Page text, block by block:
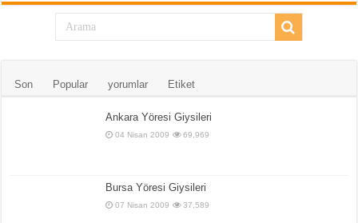
Son Popular yorumlar Etiket
Ankara Yöresi Giysileri
04 Nisan 2009 69,969
Bursa Yöresi Giysileri
07 Nisan 2009 37,589